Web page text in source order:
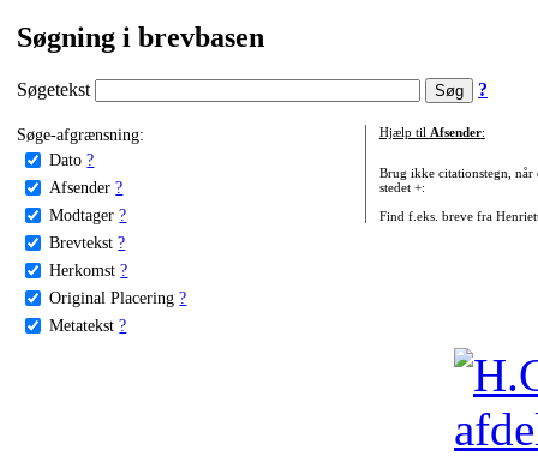
Søgning i brevbasen
Søgetekst ?
Søge-afgrænsning:
Dato ?
Afsender ?
Modtager ?
Brevtekst ?
Herkomst ?
Original Placering ?
Metatekst ?
Hjælp til Afsender:
Brug ikke citationstegn, når
stedet +:
Find f.eks. breve fra